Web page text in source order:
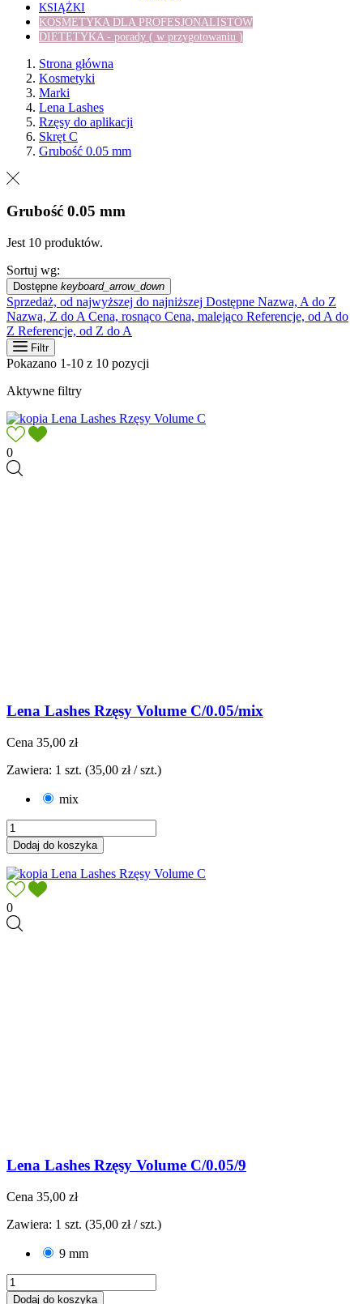
KSIĄŻKI
KOSMETYKA DLA PROFESJONALISTÓW
DIETETYKA - porady ( w przygotowaniu )
Strona główna
Kosmetyki
Marki
Lena Lashes
Rzęsy do aplikacji
Skręt C
Grubość 0.05 mm
Grubość 0.05 mm
Jest 10 produktów.
Sortuj wg:
Dostępne keyboard_arrow_down
Sprzedaż, od najwyższej do najniższej Dostępne Nazwa, A do Z
Nazwa, Z do A Cena, rosnąco Cena, malejąco Referencje, od A do
Z Referencje, od Z do A
Filtr
Pokazano 1-10 z 10 pozycji
Aktywne filtry
0
Lena Lashes Rzęsy Volume C/0.05/mix
Cena 35,00 zł
Zawiera: 1 szt. (35,00 zł / szt.)
mix
Dodaj do koszyka
0
Lena Lashes Rzęsy Volume C/0.05/9
Cena 35,00 zł
Zawiera: 1 szt. (35,00 zł / szt.)
9 mm
Dodaj do koszyka